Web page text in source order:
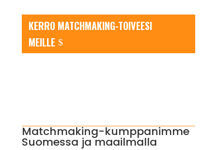
KERRO MATCHMAKING-TOIVEESI
MEILLE
Matchmaking-kumppanimme
Suomessa ja maailmalla